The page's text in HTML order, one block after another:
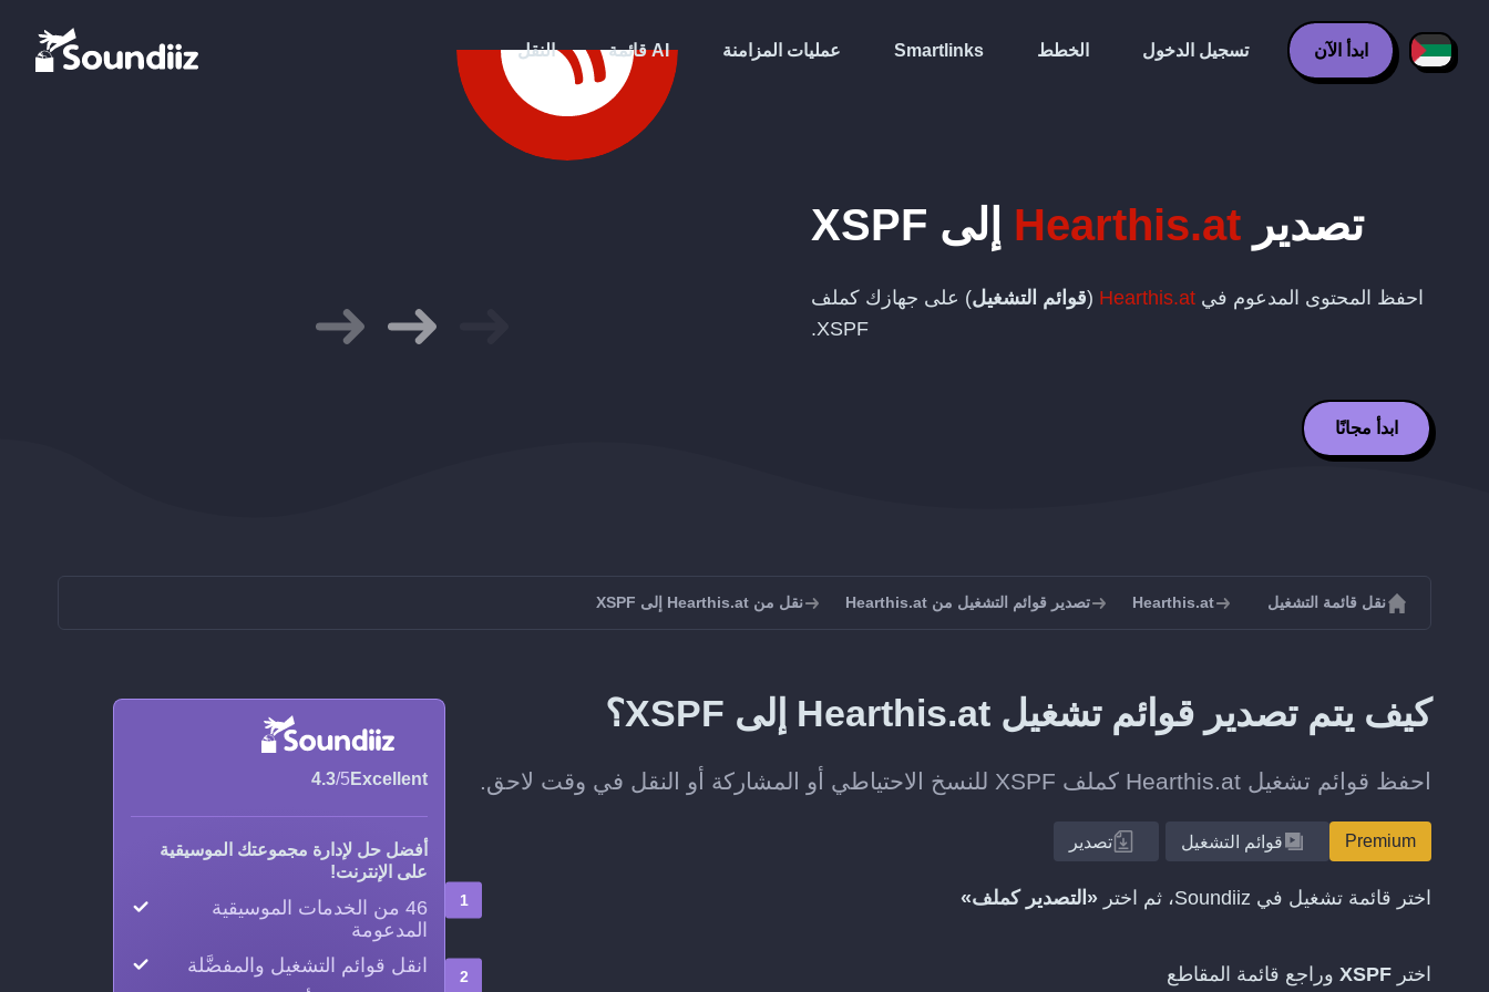
النقل قائمة AI عمليات المزامنة Smartlinks الخطط تسجيل الدخول ابدأ الآن
تصدير Hearthis.at إلى XSPF
احفظ المحتوى المدعوم في Hearthis.at
(قوائم التشغيل) على جهازك كملف
XSPF
.
ابدأ مجانًا
نقل قائمة التشغيل Hearthis.at تصدير قوائم التشغيل من Hearthis.at نقل من Hearthis.at إلى XSPF
كيف يتم تصدير قوائم تشغيل Hearthis.at إلى XSPF؟
احفظ قوائم تشغيل Hearthis.at كملف XSPF للنسخ الاحتياطي أو المشاركة أو النقل في وقت لاحق.
Premium قوائم التشغيل تصدير
اختر قائمة تشغيل في Soundiiz، ثم اختر «التصدير كملف»
اختر XSPF وراجع قائمة المقاطع
Excellent
4.3/5
أفضل حل لإدارة مجموعتك الموسيقية
على الإنترنت!
46 من الخدمات الموسيقية
المدعومة
انقل قوائم التشغيل والمفضَّلة